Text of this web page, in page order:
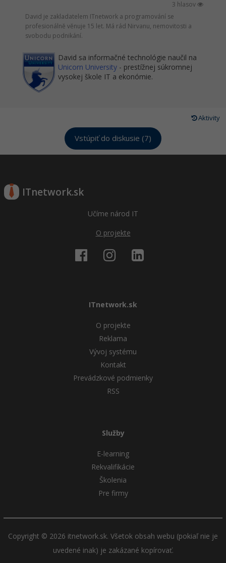
3 hlasov
David je zakladatelem ITnetwork a programování se
profesionálně věnuje 15 let. Má rád Nirvanu, nemovitosti a
svobodu podnikání.
David sa informačné technológie naučil na
Unicorn University - prestížnej súkromnej
vysokej škole IT a ekonómie.
Aktivity
Vstúpiť do diskusie (7)
ITnetwork.sk
Učíme národ IT
O projekte
ITnetwork.sk
O projekte
Reklama
Vývoj systému
Kontakt
Prevádzkové podmienky
RSS
Služby
E-learning
Rekvalifikácie
Školenia
Pre firmy
Copyright © 2026 itnetwork.sk. Všetok obsah webu (pokiaľ nie je
uvedené inak) je zakázané kopírovať.